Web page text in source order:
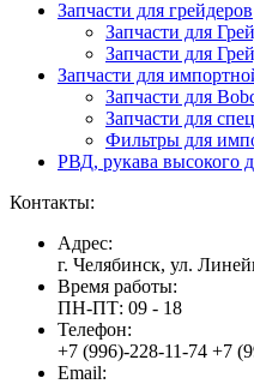
Запчасти для грейдеров
Запчасти для
Запчасти для
Запчасти для
Запчасти для
Запчасти для
Фильтры для
РВД, рукава высокого
Контакты:
Адрес:
г. Челябинск, ул.
Время работы:
ПН-ПТ: 09 - 18
Телефон:
+7 (996)-228-11-74 +7
Email: